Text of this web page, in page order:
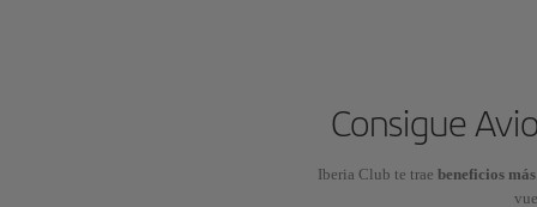
Consigue
Iberia Club te trae beneficios